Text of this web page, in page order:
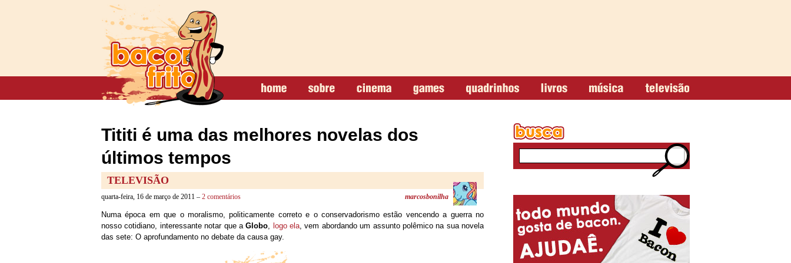
Tititi é uma das melhores novelas dos
últimos tempos
TELEVISÃO
quarta-feira, 16 de março de 2011 – 2 comentários marcosbonilha
Numa época em que o moralismo, politicamente correto e o conservadorismo estão vencendo a guerra no
nosso cotidiano, interessante notar que aGlobo, logo ela, vem abordando um assunto polêmico na sua novela
das sete: O aprofundamento no debate da causa gay.